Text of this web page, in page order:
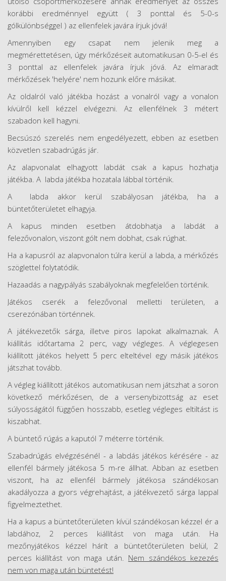
korábbi eredménnyel együtt ( 3 ponttal és 5-0-s
gólkülönbséggel ) az ellenfelek javára írjuk jóvá!
Amennyiben egy csapat nem jelenik meg a
megmérettetésen, úgy mérkőzéseit automatikusan 0-5-el és
3 ponttal az ellenfelek javára írjuk jóvá. Az elmaradt
mérkőzések 'helyére' nem hozunk előre másikat.
Az oldalról való játékba hozást a vonalról vagy a vonalon
kívülről kell kézzel elvégezni. Az ellenfélnek 3 métert
szabadon kell hagyni.
Becsúszó szerelés nem engedélyezett, ebben az esetben
közvetlen szabadrúgás jár.
Az alapvonalat elhagyott labdát csak a kapus hozhatja
játékba. A labda játékba hozatala lábbal történik.
A labda akkor kerül szabályosan játékba, ha a
büntetőterületet elhagyja.
A kapus minden esetben átdobhatja a labdát a
felezővonalon, viszont gólt nem dobhat, csak rúghat.
Ha a kapusról az alapvonalon túlra kerül a labda, a mérkőzés
szöglettel folytatódik.
Hazaadás a nagypályás szabályoknak megfelelően történik.
Játékos cserék a felezővonal melletti területen, a
cserezónában történnek.
A játékvezetők sárga, illetve piros lapokat alkalmaznak. A
kiállítás időtartama 2 perc, vagy végleges. A véglegesen
kiállított játékos helyett 5 perc elteltével egy másik játékos
játszhat tovább.
A végleg kiállított játékos automatikusan nem játszhat a soron
következő mérkőzésen, de a versenybizottság az eset
súlyosságától függően hosszabb, esetleg végleges eltiltást is
kiszabhat.
A büntető rúgás a kaputól 7 méterre történik.
Szabadrúgás elvégzésénél - a labdás játékos kérésére - az
ellenfél bármely játékosa 5 m-re állhat. Abban az esetben
viszont, ha az ellenfél bármely játékosa szándékosan
akadályozza a gyors végrehajtást, a játékvezető sárga lappal
figyelmeztethet.
Ha a kapus a büntetőterületen kívül szándékosan kézzel ér a
labdához, 2 perces kiállítást von maga után. Ha
mezőnyjátékos kézzel hárít a büntetőterületen belül, 2
perces kiállítást von maga után. Nem szándékos kezezés
nem von maga után büntetést!